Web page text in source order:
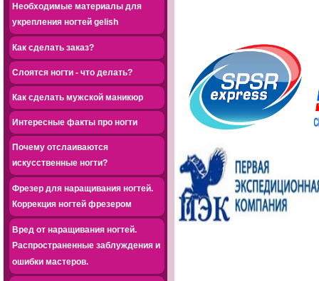
Необходимые материалы для
укрепления ногтей gelish
Как сделать заказ?
Слоятся ногти - что делать?
Как сделать мужской маникюр
Интересные факты про ногти
Почему отслаиваются
искусственные ногти?
Фрезер для наращивания ногтей.
Коррекция ногтей фрезером
Вред от наращивания ногтей.
Распространенные заблуждения и
ошибки мастеров.